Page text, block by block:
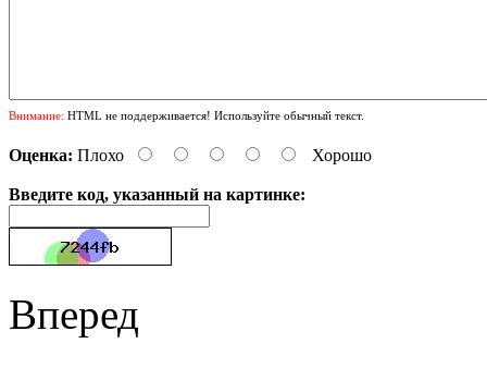
Внимание: HTML не поддерживается! Используйте обычный текст.
Оценка: Плохо Хорошо
Введите код, указанный на картинке:
Вперед